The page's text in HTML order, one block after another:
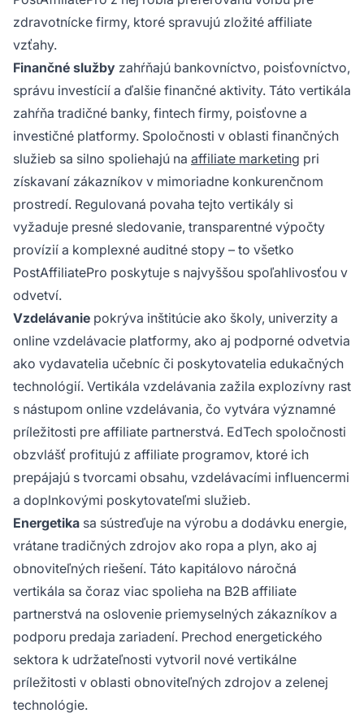
zdravotnícke firmy, ktoré spravujú zložité affiliate
vzťahy.
Finančné služby zahŕňajú bankovníctvo, poisťovníctvo,
správu investícií a ďalšie finančné aktivity. Táto vertikála
zahŕňa tradičné banky, fintech firmy, poisťovne a
investičné platformy. Spoločnosti v oblasti finančných
služieb sa silno spoliehajú na affiliate marketing pri
získavaní zákazníkov v mimoriadne konkurenčnom
prostredí. Regulovaná povaha tejto vertikály si
vyžaduje presné sledovanie, transparentné výpočty
provízií a komplexné auditné stopy – to všetko
PostAffiliatePro poskytuje s najvyššou spoľahlivosťou v
odvetví.
Vzdelávanie pokrýva inštitúcie ako školy, univerzity a
online vzdelávacie platformy, ako aj podporné odvetvia
ako vydavatelia učebníc či poskytovatelia edukačných
technológií. Vertikála vzdelávania zažila explozívny rast
s nástupom online vzdelávania, čo vytvára významné
príležitosti pre affiliate partnerstvá. EdTech spoločnosti
obzvlášť profitujú z affiliate programov, ktoré ich
prepájajú s tvorcami obsahu, vzdelávacími influencermi
a doplnkovými poskytovateľmi služieb.
Energetika sa sústreďuje na výrobu a dodávku energie,
vrátane tradičných zdrojov ako ropa a plyn, ako aj
obnoviteľných riešení. Táto kapitálovo náročná
vertikála sa čoraz viac spolieha na B2B affiliate
partnerstvá na oslovenie priemyselných zákazníkov a
podporu predaja zariadení. Prechod energetického
sektora k udržateľnosti vytvoril nové vertikálne
príležitosti v oblasti obnoviteľných zdrojov a zelenej
technológie.